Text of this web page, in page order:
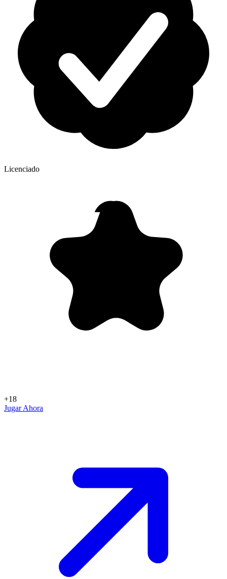
Licenciado
+18
Jugar Ahora